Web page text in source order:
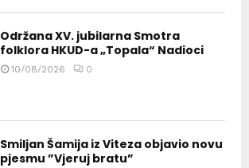
Održana XV. jubilarna Smotra
folklora HKUD-a „Topala“ Nadioci
10/08/2026 0
Smiljan Šamija iz Viteza objavio novu
pjesmu ”Vjeruj bratu”